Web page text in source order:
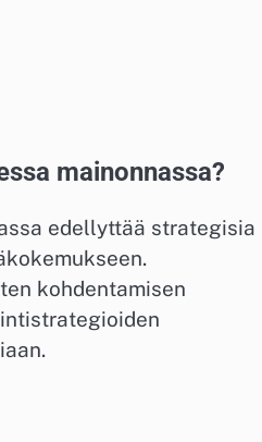
mainonnassa?
edellyttää strategisia
kohdentamisen